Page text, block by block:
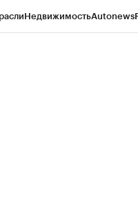
НедвижимостьAutonews